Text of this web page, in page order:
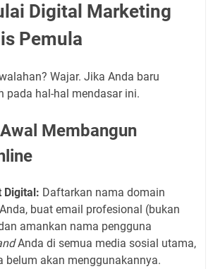
Digital Marketing
Pemula
Wajar. Jika Anda baru
pada hal-hal mendasar ini.
Membangun
Digital: Daftarkan nama domain
buat email profesional (bukan
amankan nama pengguna
Anda di semua media sosial utama,
belum akan menggunakannya.